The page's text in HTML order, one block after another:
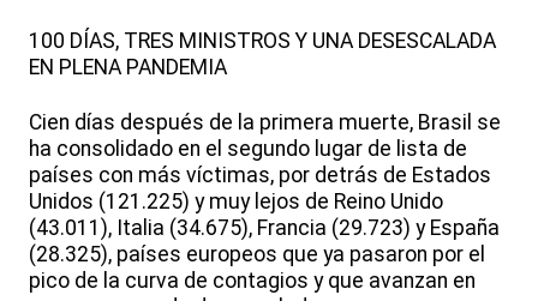
100 DÍAS, TRES MINISTROS Y UNA DESESCALADA
EN PLENA PANDEMIA
Cien días después de la primera muerte, Brasil se
ha consolidado en el segundo lugar de lista de
países con más víctimas, por detrás de Estados
Unidos (121.225) y muy lejos de Reino Unido
(43.011), Italia (34.675), Francia (29.723) y España
(28.325), países europeos que ya pasaron por el
pico de la curva de contagios y que avanzan en